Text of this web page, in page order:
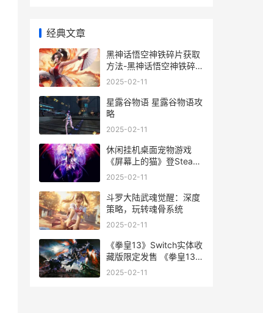
经典文章
黑神话悟空神铁碎片获取
方法-黑神话悟空神铁碎片
怎么获取 黑神话悟空神铁
2025-02-11
星露谷物语 星露谷物语攻
略
2025-02-11
休闲挂机桌面宠物游戏
《屏幕上的猫》登Steam
挂机休闲游戏推荐
2025-02-11
斗罗大陆武魂觉醒：深度
策略，玩转魂骨系统
2025-02-11
《拳皇13》Switch实体收
藏版限定发售 《拳皇13》
的里模式八神庵是夺回苍
2025-02-11